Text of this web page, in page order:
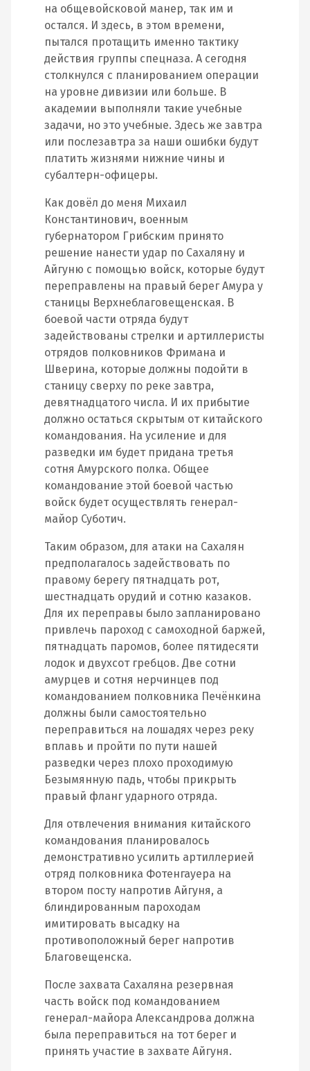
на общевойсковой манер, так им и
остался. И здесь, в этом времени,
пытался протащить именно тактику
действия группы спецназа. А сегодня
столкнулся с планированием операции
на уровне дивизии или больше. В
академии выполняли такие учебные
задачи, но это учебные. Здесь же завтра
или послезавтра за наши ошибки будут
платить жизнями нижние чины и
субалтерн-офицеры.
Как довёл до меня Михаил
Константинович, военным
губернатором Грибским принято
решение нанести удар по Сахаляну и
Айгуню с помощью войск, которые будут
переправлены на правый берег Амура у
станицы Верхнеблаговещенская. В
боевой части отряда будут
задействованы стрелки и артиллеристы
отрядов полковников Фримана и
Шверина, которые должны подойти в
станицу сверху по реке завтра,
девятнадцатого числа. И их прибытие
должно остаться скрытым от китайского
командования. На усиление и для
разведки им будет придана третья
сотня Амурского полка. Общее
командование этой боевой частью
войск будет осуществлять генерал-
майор Суботич.
Таким образом, для атаки на Сахалян
предполагалось задействовать по
правому берегу пятнадцать рот,
шестнадцать орудий и сотню казаков.
Для их переправы было запланировано
привлечь пароход с самоходной баржей,
пятнадцать паромов, более пятидесяти
лодок и двухсот гребцов. Две сотни
амурцев и сотня нерчинцев под
командованием полковника Печёнкина
должны были самостоятельно
переправиться на лошадях через реку
вплавь и пройти по пути нашей
разведки через плохо проходимую
Безымянную падь, чтобы прикрыть
правый фланг ударного отряда.
Для отвлечения внимания китайского
командования планировалось
демонстративно усилить артиллерией
отряд полковника Фотенгауера на
втором посту напротив Айгуня, а
блиндированным пароходам
имитировать высадку на
противоположный берег напротив
Благовещенска.
После захвата Сахаляна резервная
часть войск под командованием
генерал-майора Александрова должна
была переправиться на тот берег и
принять участие в захвате Айгуня.